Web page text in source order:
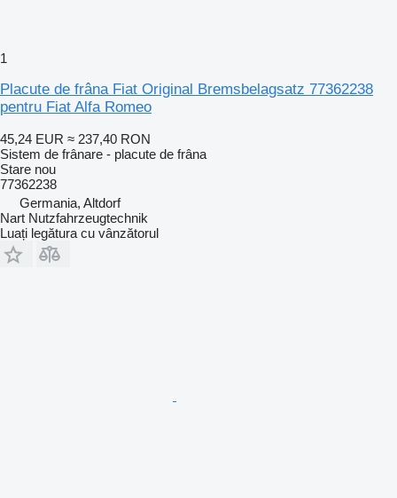
1
Placute de frâna Fiat Original Bremsbelagsatz 77362238
pentru Fiat Alfa Romeo
45,24 EUR ≈ 237,40 RON
Sistem de frânare - placute de frâna
Stare nou
77362238
Germania, Altdorf
Nart Nutzfahrzeugtechnik
Luați legătura cu vânzătorul